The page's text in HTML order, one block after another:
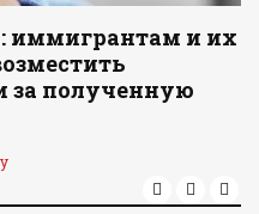
иммигрантам и их
за полученную